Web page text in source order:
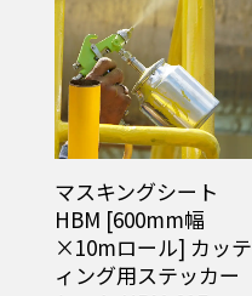
マスキングシート
HBM [600mm幅
×10mロール] カッテ
ィング用ステッカー